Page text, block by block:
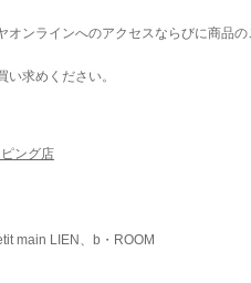
ンラインへのアクセスならびに商品の
求めください。
ング店
main LIEN、b・ROOM